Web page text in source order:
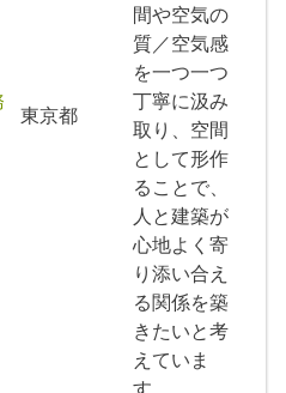
東京都
間や空気の
質／空気感
を一つ一つ
丁寧に汲み
取り、空間
として形作
ることで、
人と建築が
心地よく寄
り添い合え
る関係を築
きたいと考
えていま